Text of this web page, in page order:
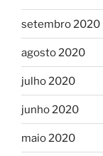
setembro 2020
agosto 2020
julho 2020
junho 2020
maio 2020